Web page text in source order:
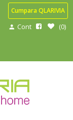
Cumpara QLARIVIA
Cont 0